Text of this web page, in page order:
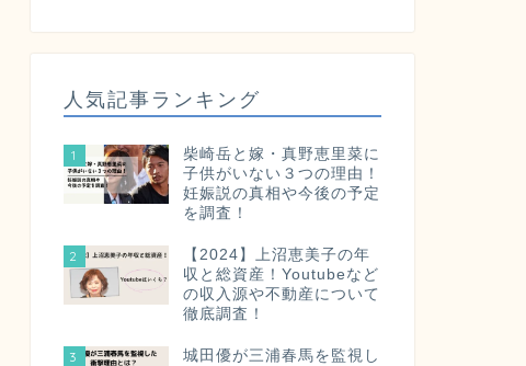
人気記事ランキング
1
柴崎岳と嫁・真野恵里菜に
子供がいない３つの理由！
妊娠説の真相や今後の予定
を調査！
2
【2024】上沼恵美子の年
収と総資産！Youtubeなど
の収入源や不動産について
徹底調査！
3
城田優が三浦春馬を監視し